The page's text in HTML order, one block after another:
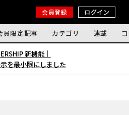
会員登録 ログイン
員限定記事 カテゴリ 連載
新機能｜
を最小限にしました